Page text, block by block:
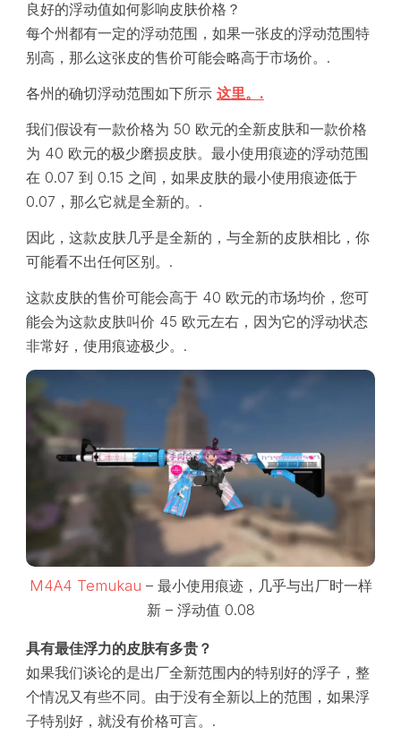
良好的浮动值如何影响皮肤价格？
每个州都有一定的浮动范围，如果一张皮的浮动范围特
别高，那么这张皮的售价可能会略高于市场价。.
各州的确切浮动范围如下所示 这里。.
我们假设有一款价格为 50 欧元的全新皮肤和一款价格
为 40 欧元的极少磨损皮肤。最小使用痕迹的浮动范围
在 0.07 到 0.15 之间，如果皮肤的最小使用痕迹低于
0.07，那么它就是全新的。.
因此，这款皮肤几乎是全新的，与全新的皮肤相比，你
可能看不出任何区别。.
这款皮肤的售价可能会高于 40 欧元的市场均价，您可
能会为这款皮肤叫价 45 欧元左右，因为它的浮动状态
非常好，使用痕迹极少。.
M4A4 Temukau – 最小使用痕迹，几乎与出厂时一样
新 – 浮动值 0.08
具有最佳浮力的皮肤有多贵？
如果我们谈论的是出厂全新范围内的特别好的浮子，整
个情况又有些不同。由于没有全新以上的范围，如果浮
子特别好，就没有价格可言。.